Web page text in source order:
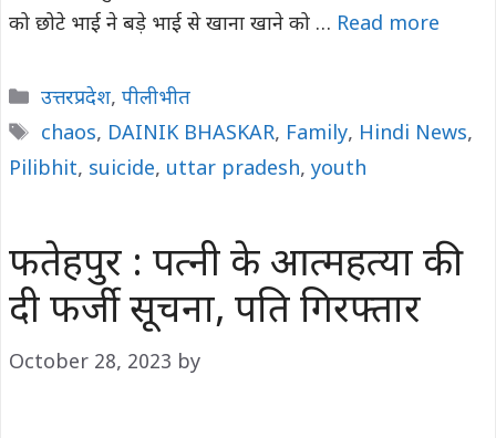
को छोटे भाई ने बड़े भाई से खाना खाने को … Read more
Categories
उत्तरप्रदेश, पीलीभीत
Tags
chaos, DAINIK BHASKAR, Family, Hindi News,
Pilibhit, suicide, uttar pradesh, youth
फतेहपुर : पत्नी के आत्महत्या की
दी फर्जी सूचना, पति गिरफ्तार
October 28, 2023 by